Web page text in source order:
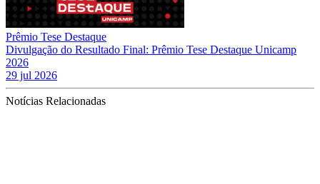
Prêmio Tese Destaque
Divulgação do Resultado Final: Prêmio Tese Destaque Unicamp
2026
29 jul 2026
Notícias Relacionadas